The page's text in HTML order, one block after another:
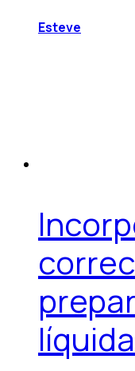
Esteve